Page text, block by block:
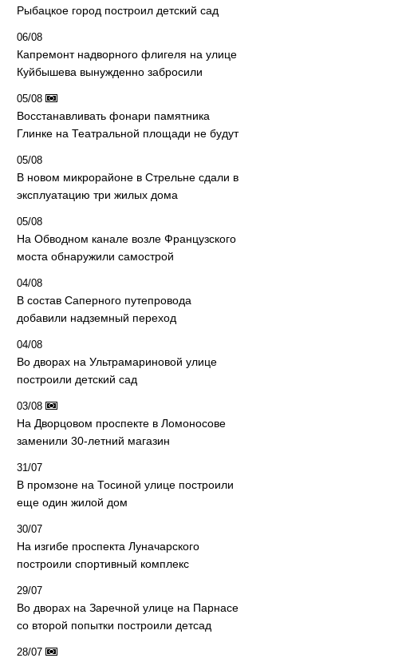
Рыбацкое город построил детский сад
06/08
Капремонт надворного флигеля на улице
Куйбышева вынужденно забросили
05/08
Восстанавливать фонари памятника
Глинке на Театральной площади не будут
05/08
В новом микрорайоне в Стрельне сдали в
эксплуатацию три жилых дома
05/08
На Обводном канале возле Французского
моста обнаружили самострой
04/08
В состав Саперного путепровода
добавили надземный переход
04/08
Во дворах на Ультрамариновой улице
построили детский сад
03/08
На Дворцовом проспекте в Ломоносове
заменили 30-летний магазин
31/07
В промзоне на Тосиной улице построили
еще один жилой дом
30/07
На изгибе проспекта Луначарского
построили спортивный комплекс
29/07
Во дворах на Заречной улице на Парнасе
со второй попытки построили детсад
28/07